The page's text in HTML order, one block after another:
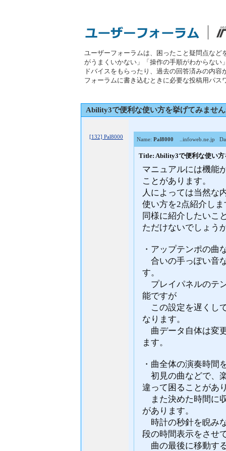
ユーザーフォーラムは、困ったこと疑問点な
がうまくいかない」「操作の手順がわからな
ドバイスをもらったり、過去の回答済みの内
フォーラムに書き込むときに必要な投稿用パス
Ability3で便利な使い方を挙げてみませ
[132] Pal8000 Name: Pal8000 ..infoweb.ne.jp
Title: Ability3で便利な使い方
マニュアルには機能
ことがあります。
人によっては当然な
使い方を2点紹介しま
同様に紹介したいこ
ただけないでしょう
・アップテンポの曲
合いの手っぽい音
す。
プレイパネルのテ
能ですが
この設定を遅くし
なります。
曲データ自体は変
ます。
・曲全体の演奏時間
初見の曲などで、
違って困ることがあ
また決めた時間に
があります。
時計の秒針を睨み
段の時間表示をさせ
曲の最後に移動す